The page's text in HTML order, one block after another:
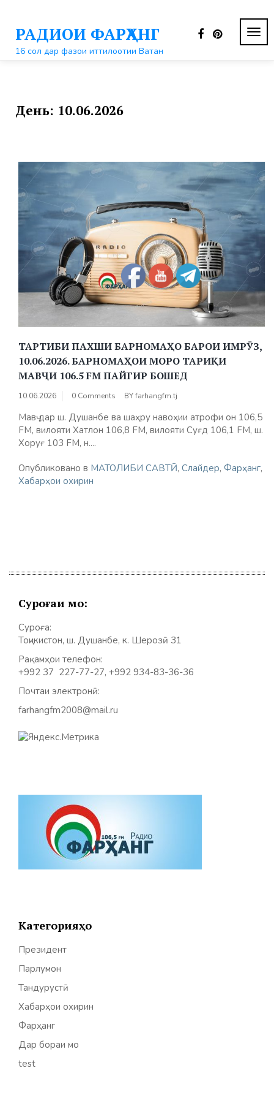
контентуРАДИОИ ФАРҲАНГ
16 сол дар фазои иттилоотии Ватан
День: 10.06.2026
ТАРТИБИ ПАХШИ БАРНОМАҲО БАРОИ ИМРӮЗ,
10.06.2026. БАРНОМАҲОИ МОРО ТАРИҚИ
МАВҶИ 106.5 FM ПАЙГИР БОШЕД
10.06.2026 0 Comments BYfarhangfm.tj
Мавҷ дар ш. Душанбе ва шаҳру навоҳии атрофи он 106,5
FM, вилояти Хатлон 106,8 FM, вилояти Суғд 106,1 FM, ш.
Хоруғ 103 FM, н....
Опубликовано в МАТОЛИБИ САВТӢ, Слайдер, Фарҳанг,
Хабарҳои охирин
Суроғаи мо:
Суроға:
Тоҷикистон, ш. Душанбе, к. Шерозӣ 31
Рақамҳои телефон:
+992 37 227-77-27, +992 934-83-36-36
Почтаи электронӣ:
farhangfm2008@mail.ru
Категорияҳо
Президент
Парлумон
Тандурустӣ
Хабарҳои охирин
Фарҳанг
Дар бораи мо
test